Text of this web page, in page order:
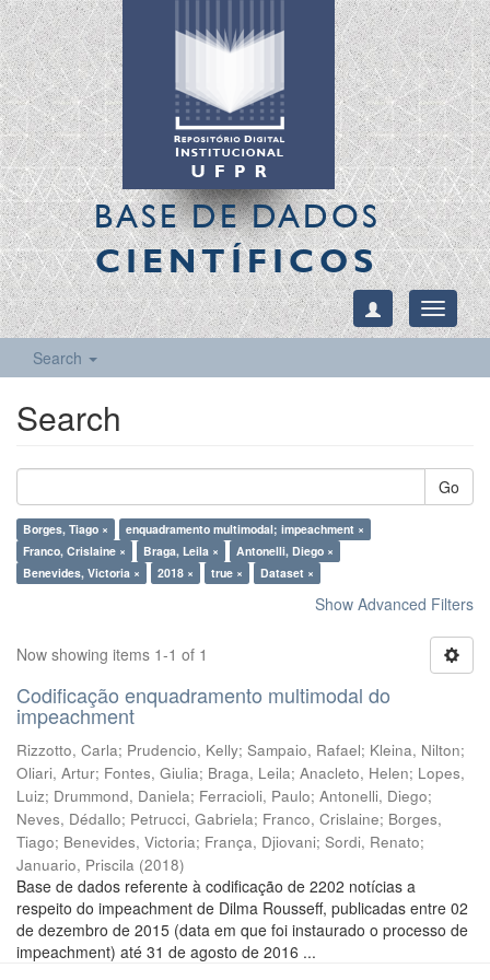
BASE DE DADOS
CIENTÍFICOS
Toggle
Search
Search
Go
Borges, Tiago ×
enquadramento multimodal; impeachment ×
Franco, Crislaine ×
Braga, Leila ×
Antonelli, Diego ×
Benevides, Victoria ×
2018 × true × Dataset ×
Show Advanced Filters
Now showing items 1-1 of 1
Codificação enquadramento multimodal do
impeachment
Rizzotto, Carla; Prudencio, Kelly; Sampaio, Rafael; Kleina, Nilton;
Oliari, Artur; Fontes, Giulia; Braga, Leila; Anacleto, Helen; Lopes,
Luiz; Drummond, Daniela; Ferracioli, Paulo; Antonelli, Diego;
Neves, Dédallo; Petrucci, Gabriela; Franco, Crislaine; Borges,
Tiago; Benevides, Victoria; França, Djiovani; Sordi, Renato;
Januario, Priscila (2018)
Base de dados referente à codificação de 2202 notícias a
respeito do impeachment de Dilma Rousseff, publicadas entre 02
de dezembro de 2015 (data em que foi instaurado o processo de
impeachment) até 31 de agosto de 2016 ...